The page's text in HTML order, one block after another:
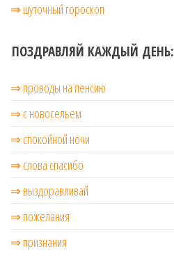
⇒ шуточный гороскоп
ПОЗДРАВЛЯЙ КАЖДЫЙ ДЕНЬ:
⇒ проводы на пенсию
⇒ с новосельем
⇒ cпокойной ночи
⇒ слова спасибо
⇒ выздоравливай
⇒ пожелания
⇒ признания